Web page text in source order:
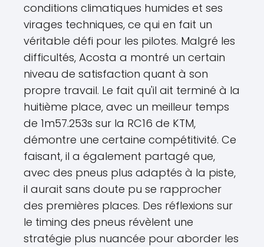
conditions climatiques humides et ses
virages techniques, ce qui en fait un
véritable défi pour les pilotes. Malgré les
difficultés, Acosta a montré un certain
niveau de satisfaction quant à son
propre travail. Le fait qu'il ait terminé à la
huitième place, avec un meilleur temps
de 1m57.253s sur la RC16 de KTM,
démontre une certaine compétitivité. Ce
faisant, il a également partagé que,
avec des pneus plus adaptés à la piste,
il aurait sans doute pu se rapprocher
des premières places. Des réflexions sur
le timing des pneus révèlent une
stratégie plus nuancée pour aborder les